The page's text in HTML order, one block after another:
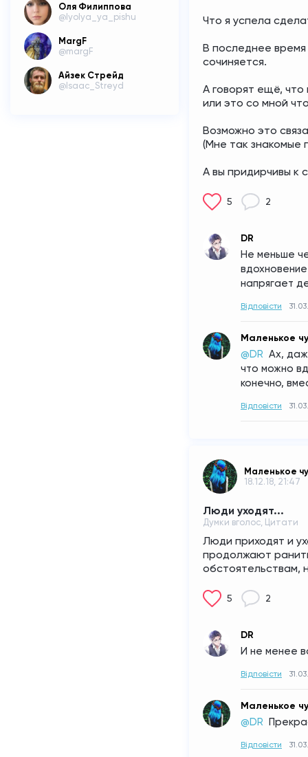
Оля Филиппова
@lyolya_ya_pishu
MargF
@margF
Айзек Стрейд
@Isaac_Streyd
Что я успела
В последнее время
сочиняется.
А говорят ещё,
или это со мной
Возможно это
(Мне так знакомые
А вы придирчивы к
5 2
DR
Не меньше
напрягает
Відповісти
Маленькое
@DR Ах,
что можно
конечно,
Відповісти
Маленькое
18.12.18, 21:47
Люди уходят...
Думки вголос, Цитати
Люди приходят и
продолжают
обстоятельствам,
5 2
DR
И не менее
Відповісти
Маленькое
@DR
Відповісти